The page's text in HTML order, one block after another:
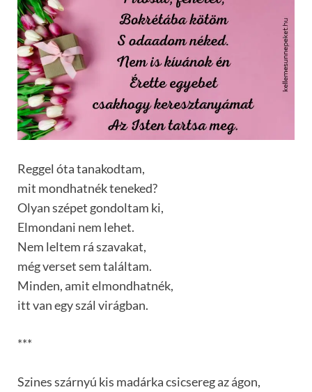
Reggel óta tanakodtam,
mit mondhatnék teneked?
Olyan szépet gondoltam ki,
Elmondani nem lehet.
Nem leltem rá szavakat,
még verset sem találtam.
Minden, amit elmondhatnék,
itt van egy szál virágban.
***
Szines szárnyú kis madárka csicsereg az ágon,